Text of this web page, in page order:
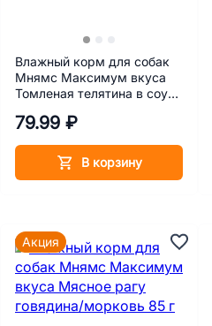
Влажный корм для собак
Мнямс Максимум вкуса
Томленая телятина в соусе
79.99 ₽
В корзину
Акция